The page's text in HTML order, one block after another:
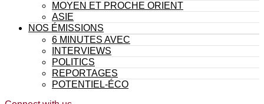
MOYEN ET PROCHE ORIENT
ASIE
NOS ÉMISSIONS
6 MINUTES AVEC
INTERVIEWS
POLITICS
REPORTAGES
POTENTIEL-ÉCO